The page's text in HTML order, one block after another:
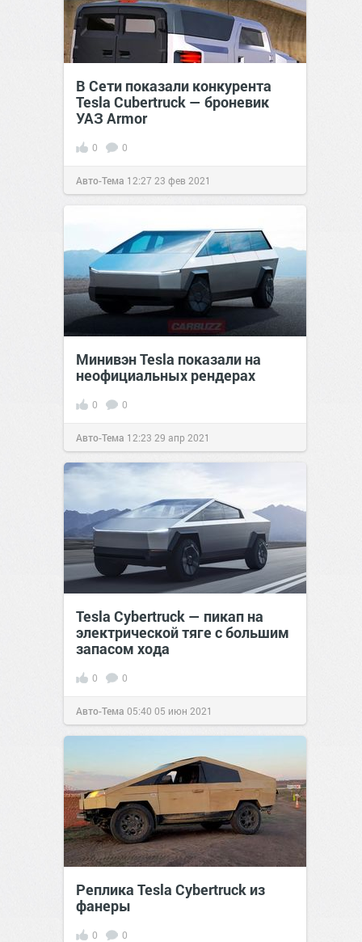
В Сети показали конкурента
Tesla Cubertruck — броневик
УАЗ Armor
0 0
Авто-Тема 12:27 23 фев 2021
Минивэн Tesla показали на
неофициальных рендерах
0 0
Авто-Тема 12:23 29 апр 2021
Tesla Cybertruck — пикап на
электрической тяге с большим
запасом хода
0 0
Авто-Тема 05:40 05 июн 2021
Реплика Tesla Cybertruck из
фанеры
0 0